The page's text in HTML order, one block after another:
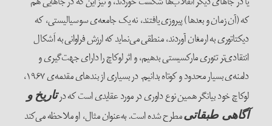
که (آن زمان و بعدها) پیروزی یافتند، نه یک جامعه‌ی سوسیالیستی، که
دیکتاتوری به ارمغان آوردند، منطقی می‌نماید که ارزش فراوانی به اَشکال
انتقادی‌تر تئوری مارکسیستی بدهیم، و اثر لوکاچ را دارای جهت‌گیری و
دامنه‌ی بسیار محدود و کوتاه بدانیم. در بسیاری از بندهای مقدمه‌ی ۱۹۶۷،
لوکاچ خود بیانگر همین نوع داوری در مورد عقایدی است که درتاریخ و
آگاهی طبقاتیمطرح شده است. به‌عنوان مثال، او ملاحظه می‌کند